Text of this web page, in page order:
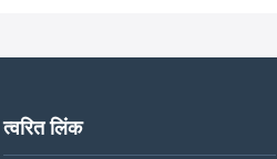
Designed for reliability, biocompatibility, and
त्वरित लिंक